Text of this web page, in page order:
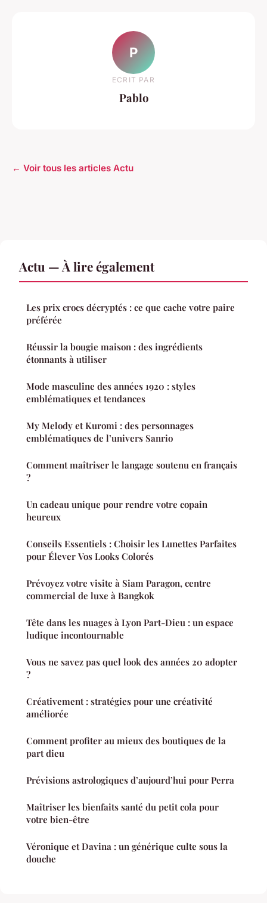
P
ECRIT PAR
Pablo
← Voir tous les articles Actu
Actu — À lire également
Les prix crocs décryptés : ce que cache votre paire
préférée
Réussir la bougie maison : des ingrédients
étonnants à utiliser
Mode masculine des années 1920 : styles
emblématiques et tendances
My Melody et Kuromi : des personnages
emblématiques de l’univers Sanrio
Comment maîtriser le langage soutenu en français
?
Un cadeau unique pour rendre votre copain
heureux
Conseils Essentiels : Choisir les Lunettes Parfaites
pour Élever Vos Looks Colorés
Prévoyez votre visite à Siam Paragon, centre
commercial de luxe à Bangkok
Tête dans les nuages à Lyon Part-Dieu : un espace
ludique incontournable
Vous ne savez pas quel look des années 20 adopter
?
Créativement : stratégies pour une créativité
améliorée
Comment profiter au mieux des boutiques de la
part dieu
Prévisions astrologiques d’aujourd’hui pour Perra
Maîtriser les bienfaits santé du petit cola pour
votre bien-être
Véronique et Davina : un générique culte sous la
douche